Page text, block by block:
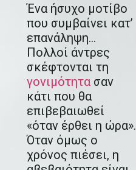
Ένα ήσυχο μοτίβο
που συμβαίνει κατ’
επανάληψη…
Πολλοί άντρες
σκέφτονται τη
γονιμότητασαν
κάτι που θα
επιβεβαιωθεί
«όταν έρθει η ώρα».
Όταν όμως ο
χρόνος πιέσει, η